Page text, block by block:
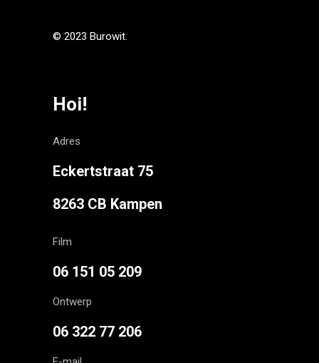
© 2023 Burowit.
Hoi!
Adres
Eckertstraat 75
8263 CB Kampen
Film
06 151 05 209
Ontwerp
06 322 77 206